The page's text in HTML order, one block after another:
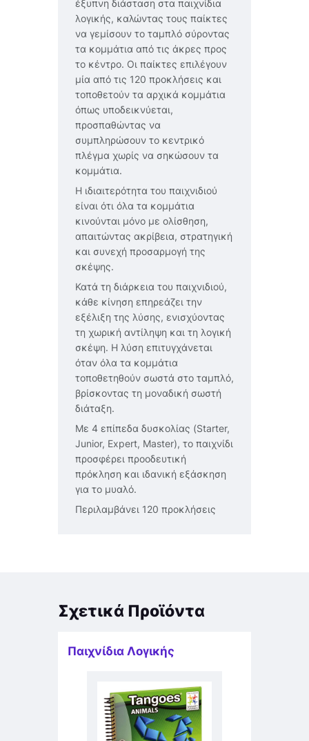
έξυπνη διάσταση στα παιχνίδια
λογικής, καλώντας τους παίκτες
να γεμίσουν το ταμπλό σύροντας
τα κομμάτια από τις άκρες προς
το κέντρο. Οι παίκτες επιλέγουν
μία από τις 120 προκλήσεις και
τοποθετούν τα αρχικά κομμάτια
όπως υποδεικνύεται,
προσπαθώντας να
συμπληρώσουν το κεντρικό
πλέγμα χωρίς να σηκώσουν τα
κομμάτια.
Η ιδιαιτερότητα του παιχνιδιού
είναι ότι όλα τα κομμάτια
κινούνται μόνο με ολίσθηση,
απαιτώντας ακρίβεια, στρατηγική
και συνεχή προσαρμογή της
σκέψης.
Κατά τη διάρκεια του παιχνιδιού,
κάθε κίνηση επηρεάζει την
εξέλιξη της λύσης, ενισχύοντας
τη χωρική αντίληψη και τη λογική
σκέψη. Η λύση επιτυγχάνεται
όταν όλα τα κομμάτια
τοποθετηθούν σωστά στο ταμπλό,
βρίσκοντας τη μοναδική σωστή
διάταξη.
Με 4 επίπεδα δυσκολίας (Starter,
Junior, Expert, Master), το παιχνίδι
προσφέρει προοδευτική
πρόκληση και ιδανική εξάσκηση
για το μυαλό.
Περιλαμβάνει 120 προκλήσεις
Σχετικά Προϊόντα
Παιχνίδια Λογικής